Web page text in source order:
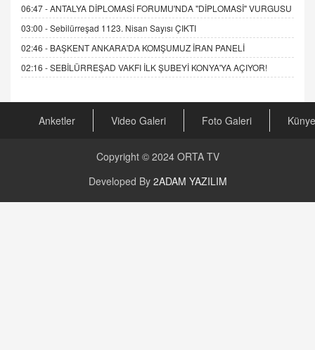
06:47 -ANTALYA DİPLOMASİ FORUMU'NDA "DİPLOMASİ" VURGUSU
03:00 -Sebilürreşad 1123. Nisan Sayısı ÇIKTI
02:46 - BAŞKENT ANKARA'DA KOMŞUMUZ İRAN PANELİ
02:16 -SEBİLÜRREŞAD VAKFI İLK ŞUBEYİ KONYA'YA AÇIYOR!
Anketler Video Galeri Foto Galeri Künye
Copyright © 2024 ORTA TV
Developed By 2ADAM YAZILIM